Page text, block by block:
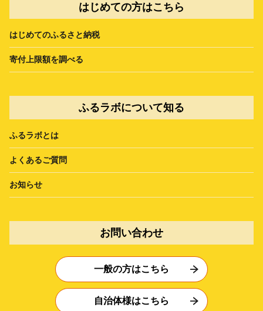
はじめての方はこちら
はじめてのふるさと納税
寄付上限額を調べる
ふるラボについて知る
ふるラボとは
よくあるご質問
お知らせ
お問い合わせ
一般の方はこちら
自治体様はこちら